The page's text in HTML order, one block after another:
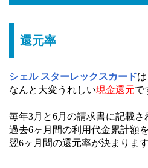
還元率
シェル スターレックスカードは
なんと大変うれしい現金還元で
毎年3月と6月の請求書に記載さ
過去6ヶ月間の利用代金累計額を
翌6ヶ月間の還元率が決まります